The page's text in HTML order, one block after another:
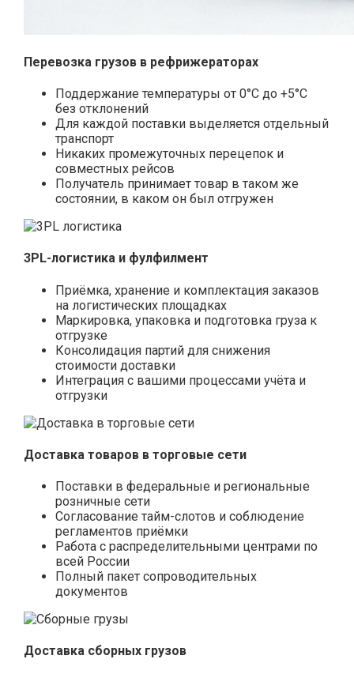
Перевозка грузов в рефрижераторах
Поддержание температуры от 0°С до +5°С
без отклонений
Для каждой поставки выделяется отдельный
транспорт
Никаких промежуточных перецепок и
совместных рейсов
Получатель принимает товар в таком же
состоянии, в каком он был отгружен
3PL-логистика и фулфилмент
Приёмка, хранение и комплектация заказов
на логистических площадках
Маркировка, упаковка и подготовка груза к
отгрузке
Консолидация партий для снижения
стоимости доставки
Интеграция с вашими процессами учёта и
отгрузки
Доставка товаров в торговые сети
Поставки в федеральные и региональные
розничные сети
Согласование тайм-слотов и соблюдение
регламентов приёмки
Работа с распределительными центрами по
всей России
Полный пакет сопроводительных
документов
Доставка сборных грузов